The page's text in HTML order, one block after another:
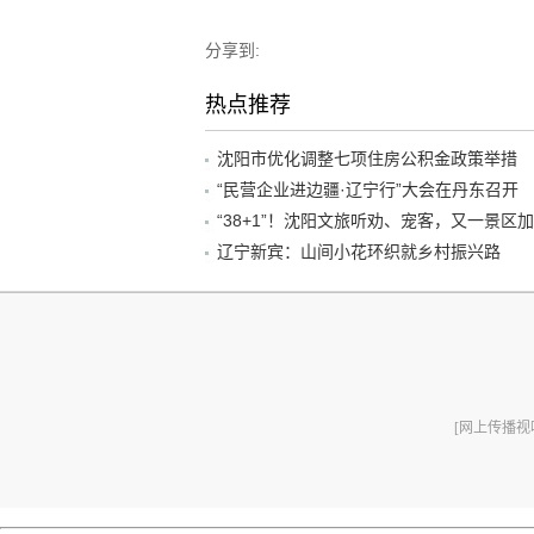
分享到:
热点推荐
沈阳市优化调整七项住房公积金政策举措
“民营企业进边疆·辽宁行”大会在丹东召开
辽宁新宾：山间小花环织就乡村振兴路
[网上传播视